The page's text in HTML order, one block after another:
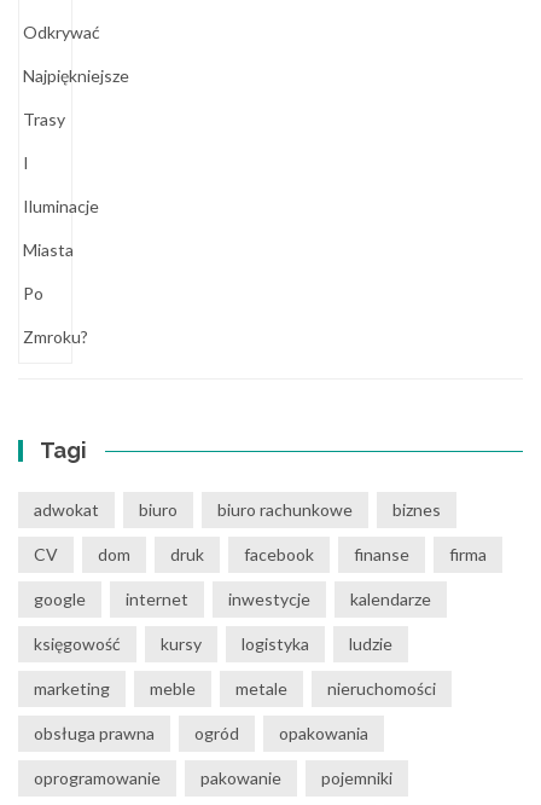
Tagi
adwokat biuro biuro rachunkowe biznes
CV dom druk facebook finanse firma
google internet inwestycje kalendarze
księgowość kursy logistyka ludzie
marketing meble metale nieruchomości
obsługa prawna ogród opakowania
oprogramowanie pakowanie pojemniki